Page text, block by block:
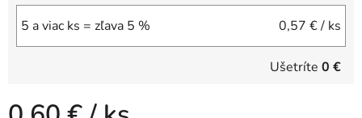
5 a viac ks = zľava 5 % 0,57 €/ ks
Ušetríte 0 €